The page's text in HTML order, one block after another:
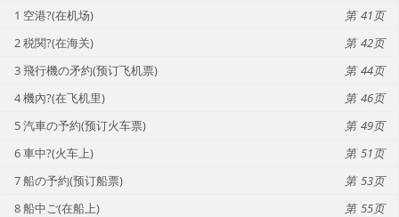
1 空港?(在机场)
41
2 税関?(在海关)
42
3 飛行機の矛約(预订飞机票)
44
4 機內?(在飞机里)
46
5 汽車の予約(预订火车票)
49
6 車中?(火车上)
51
7 船の予約(预订船票)
53
8 船中ご(在船上)
55